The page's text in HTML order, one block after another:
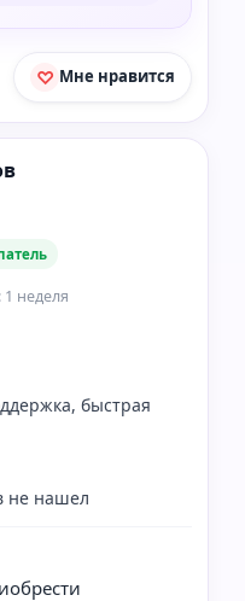
Мне нравится
неделя
быстрая
не нашел